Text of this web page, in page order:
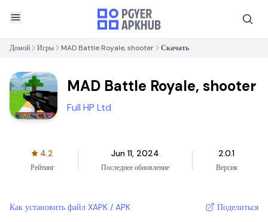
Домой Игры MAD Battle Royale, shooter Скачать
MAD Battle Royale, shooter
Full HP Ltd
4.2
Рейтинг
Jun 11, 2024
Последнее обновление
2.0.1
Версия
Как установить файл XAPK / APK Поделиться